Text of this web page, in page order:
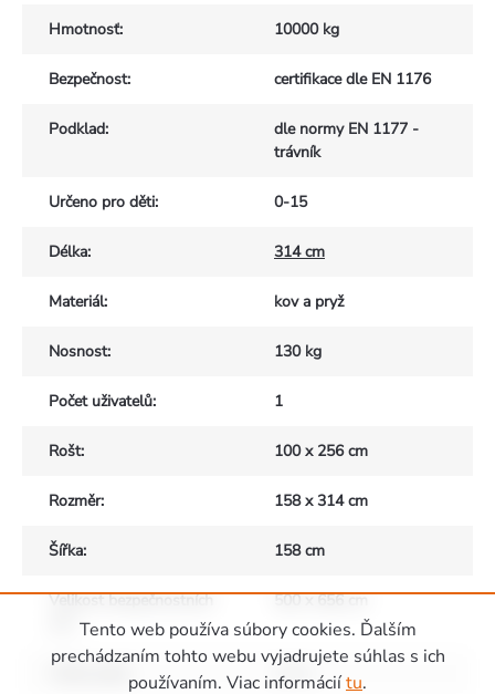
Tento web používa súbory cookies. Ďalším
prechádzaním tohto webu vyjadrujete súhlas s ich
používaním. Viac informáciítu.
Hmotnosť: 10000 kg
Bezpečnost: certifikace dle EN 1176
Podklad:
dle normy EN 1177 -
trávník
Určeno pro děti: 0-15
Délka: 314 cm
Materiál: kov a pryž
Nosnost: 130 kg
Počet uživatelů: 1
Rošt: 100 x 256 cm
Rozměr: 158 x 314 cm
Šířka: 158 cm
Velikost bezpečnostních
500 x 656 cm
1.0 m